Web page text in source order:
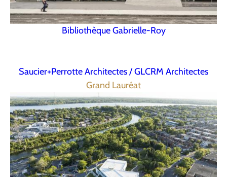
Bibliothèque Gabrielle-Roy
Saucier+Perrotte Architectes / GLCRM Architectes
Grand Lauréat